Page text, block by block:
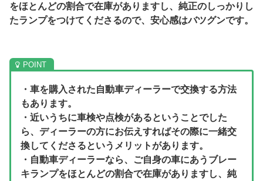
をほとんどの割合で在庫がありますし、純正のしっかりし
たランプをつけてくださるので、安心感はバツグンです。
・車を購入された自動車ディーラーで交換する方法
もあります。
・近いうちに車検や点検があるということでした
ら、ディーラーの方にお伝えすればその際に一緒交
換してくださるというメリットがあります。
・自動車ディーラーなら、ご自身の車にあうブレー
キランプをほとんどの割合で在庫がありますし、純